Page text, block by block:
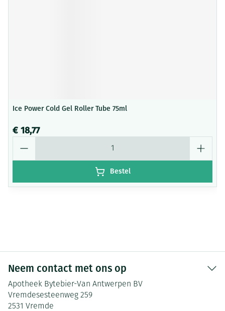
Ice Power Cold Gel Roller Tube 75ml
€ 18,77
Bestel
Neem contact met ons op
Apotheek Bytebier-Van Antwerpen BV
Vremdesesteenweg 259
2531 Vremde